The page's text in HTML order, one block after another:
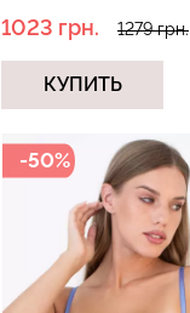
1023 грн. 1279 грн.
КУПИТЬ
-50%